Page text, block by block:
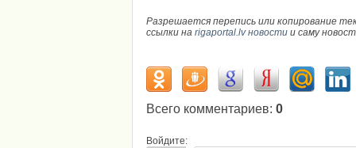
Разрешается перепись или копирование
ссылки на rigaportal.lv новости и саму
Всего комментариев: 0
Войдите: